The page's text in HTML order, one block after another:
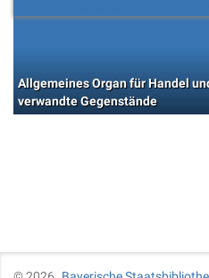
Allgemeines Organ für Handel
verwandte Gegenstände